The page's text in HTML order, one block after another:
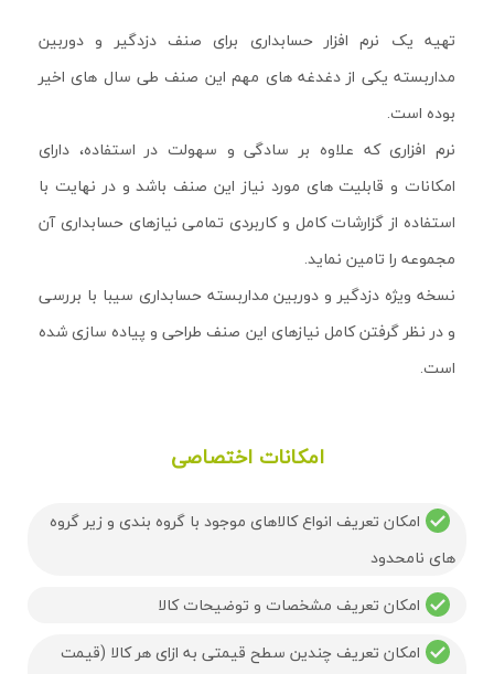
تهیه یک نرم افزار حسابداری برای صنف دزدگیر و دوربین
مداربسته یکی از دغدغه های مهم این صنف طی سال های اخیر
بوده است.
نرم افزاری که علاوه بر سادگی و سهولت در استفاده، دارای
امکانات و قابلیت های مورد نیاز این صنف باشد و در نهایت با
استفاده از گزارشات کامل و کاربردی تمامی نیازهای حسابداری آن
مجموعه را تامین نماید.
نسخه ویژه دزدگیر و دوربین مداربسته حسابداری سیبا با بررسی
و در نظر گرفتن کامل نیازهای این صنف طراحی و پیاده سازی شده
است.
امکانات اختصاصی
امکان تعریف انواع کالاهای موجود با گروه بندی و زیر گروه
های نامحدود
امکان تعریف مشخصات و توضیحات کالا
امکان تعریف چندین سطح قیمتی به ازای هر کالا (قیمت